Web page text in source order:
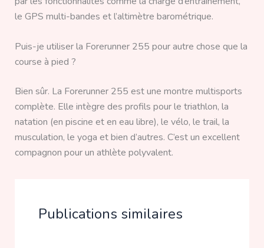
le GPS multi-bandes et l’altimètre barométrique.
Puis-je utiliser la Forerunner 255 pour autre chose que la
course à pied ?
Bien sûr. La Forerunner 255 est une montre multisports
complète. Elle intègre des profils pour le triathlon, la
natation (en piscine et en eau libre), le vélo, le trail, la
musculation, le yoga et bien d’autres. C’est un excellent
compagnon pour un athlète polyvalent.
Publications similaires